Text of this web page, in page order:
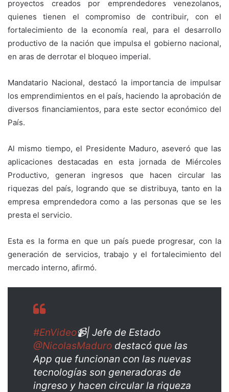
proyectos creados por emprendedores venezolanos,
quienes tienen el compromiso de contribuir, con el
fortalecimiento de la economía real, para el desarrollo
productivo de la nación que impulsa el gobierno nacional,
en aras de derrotar el bloqueo imperial.
Mandatario Nacional, destacó la importancia de impulsar
los emprendimientos en el país, haciendo la aprobación de
diversos financiamientos, para este sector económico del
País.
Al mismo tiempo, el Presidente Maduro, aseveró que las
aplicaciones destacadas en esta jornada de Miércoles
Productivo, generan ingresos que hacen circular las
riquezas del país, logrando que se distribuya, tanto en la
empresa emprendedora como a las personas que se les
presta el servicio.
Esta es la forma en que un país puede progresar, con la
generación de servicios, trabajo y el fortalecimiento del
mercado interno, afirmó.
#EnVideo📹| Jefe de Estado
@NicolasMaduro destacó que las
App que funcionan con las nuevas
tecnologías son generadoras de
ingreso y hacen circular la riqueza